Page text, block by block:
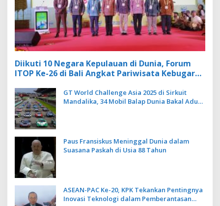
Diikuti 10 Negara Kepulauan di Dunia, Forum
ITOP Ke-26 di Bali Angkat Pariwisata Kebugaran
GT World Challenge Asia 2025 di Sirkuit
Mandalika, 34 Mobil Balap Dunia Bakal Adu
Paus Fransiskus Meninggal Dunia dalam
Suasana Paskah di Usia 88 Tahun
ASEAN-PAC Ke-20, KPK Tekankan Pentingnya
Inovasi Teknologi dalam Pemberantasan